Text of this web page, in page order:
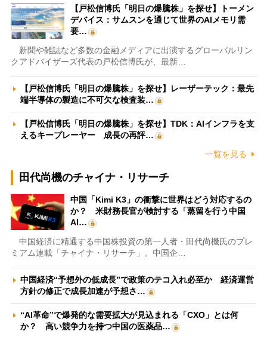
【戸松信博氏「明日の爆騰株」を探せ】トーメン
デバイス：サムスンを通じて世界のAIメモリ需
要…
新聞や雑誌など多数の金融メディアに出演するグローバルリン
クアドバイザーズ代表の戸松信博氏が、最新…
【戸松信博氏「明日の爆騰株」を探せ】レーザーテック：最先
端半導体の製造に不可欠な検査装…
【戸松信博氏「明日の爆騰株」を探せ】TDK：AIインフラを支
えるキープレーヤー 成長の再評…
一覧を見る
田代尚機のチャイナ・リサーチ
中国「Kimi K3」の衝撃に世界はどう対応するの
か？ 米財務長官が検討する「蒸留を行う中国
AI…
中国経済に精通する中国株投資の第一人者・田代尚機氏のプレ
ミアム連載「チャイナ・リサーチ」。中国企…
中国経済“予想外の低成長”で政策のテコ入れ必至か 経済運営
方針の修正で成長加速が予想さ…
“AI革命”で爆発的な需要拡大が見込まれる「CXO」とは何
か？ 高い競争力を持つ中国の医薬品…